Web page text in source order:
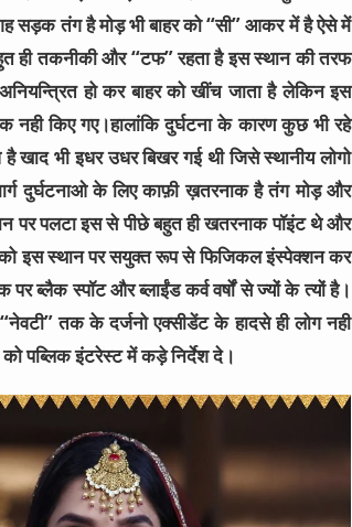
सड़क तंग है मोड़ भी बाहर को “सी” आकर में है ऐसे में
ही तकनीकी और “टफ” रहता है इस स्थान की तरफ
हो कर बाहर को खींच जाता है लेकिन इस
किए गए।हालांकि दुर्घटना के कारण कुछ भी रहे
भी इधर उधर बिखर गई थी जिसे स्थानीय लोगो
दुर्घटनाओ के लिए काफ़ी ख़तरनाक है तंग मोड़ और
पर पलटा इस से पीछे बहुत ही खतरनाक पॉइंट थे और
को इस स्थान पर सयुक्त रूप से फिजिकल इंस्पेक्शन कर
ब्लैक स्पॉट और ब्लाईंड कर्व वर्षों से ज्यों के त्यों है।
तक के दर्जनो एक्सीडेंट के हादसे ही लोग नही
पब्लिक इंटरेस्ट में कड़े निर्देश दे।